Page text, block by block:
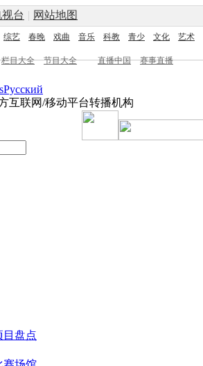
台 | 网站地图
综艺 春晚 戏曲 音乐 科教 青少 文化 艺术
栏目大全 节目大全 直播中国
赛事直播
Pусский
互联网/移动平台转播机构
目盘点